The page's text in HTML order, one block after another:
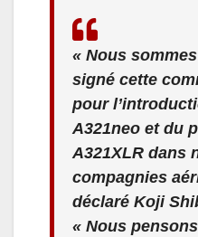
« Nous
signé cette
pour
A321neo et du
A321XLR dans
compagnies
déclaré Koji
« Nous